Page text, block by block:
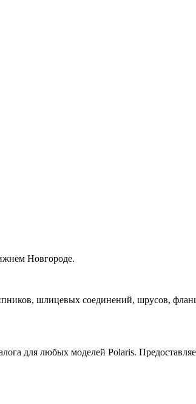
Новгороде.
шлицевых соединений, шрусов,
для любых моделей Polaris.